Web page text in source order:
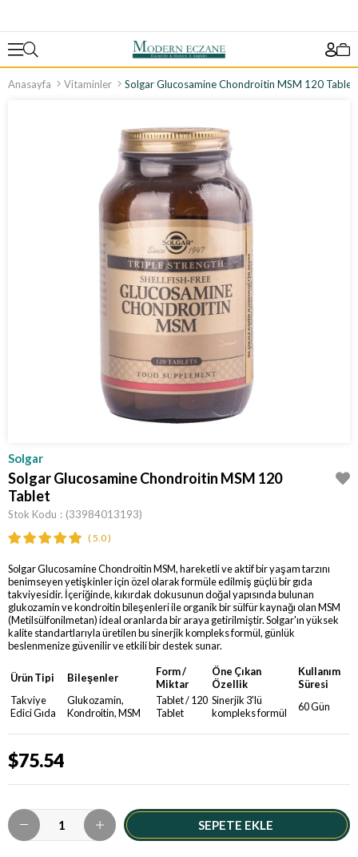
Anasayfa Vitaminler Solgar Glucosamine Chondroitin MSM 120 Tablet
Solgar
Solgar Glucosamine Chondroitin MSM 120
Tablet
Stok Kodu (33984013193)
5.0
Solgar Glucosamine Chondroitin MSM, hareketli ve aktif bir yaşam tarzını
benimseyen yetişkinler için özel olarak formüle edilmiş güçlü bir gıda
takviyesidir. İçeriğinde, kıkırdak dokusunun doğal yapısında bulunan
glukozamin ve kondroitin bileşenleri ile organik bir sülfür kaynağı olan MSM
(Metilsülfonilmetan) ideal oranlarda bir araya getirilmiştir. Solgar'ın yüksek
kalite standartlarıyla üretilen bu sinerjik kompleks formül, günlük
beslenmenize güvenilir ve etkili bir destek sunar.
Ürün Tipi Bileşenler
Form /
Miktar
Öne Çıkan
Özellik
Kullanım
Süresi
Takviye
Edici Gıda
Glukozamin,
Kondroitin, MSM
Tablet / 120
Tablet
Sinerjik 3'lü
kompleks formül
60 Gün
$75.54